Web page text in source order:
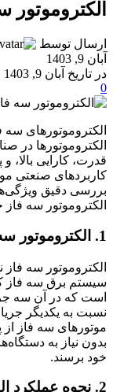
الکتروموتور
ارسال توسط
آبان 9, 1403
در تاریخ آبان 9, 1403
0
الکتروموتورهای سه
الکتروموتورها در
قدرت، کارایی بالا،
کاربردهای صنعتی
بررسی دقیق
الکتروموتور سه
1. الکتروموتور سه فاز چیست؟
الکتروموتور سه
سیستم برق سه فاز
نسبت به یکدیگر
موتورهای سه فاز از
بدون نیاز به
خود برسند.
2. نحوه عملکرد الکتروموتور سه فاز